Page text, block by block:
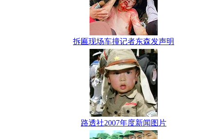
拆匾现场车撞记者东森发声明
路透社2007年度新闻图片